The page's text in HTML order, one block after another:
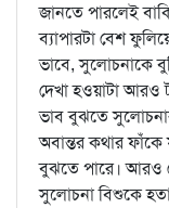
জানতে পারলেই
ব্যাপারটা বেশ
ভাবে, সুলোচনাকে
দেখা হওয়াটা আরও
ভাব বুঝতে
অবান্তর কথার
বুঝতে পারে। আরও
সুলোচনা বিশুকে